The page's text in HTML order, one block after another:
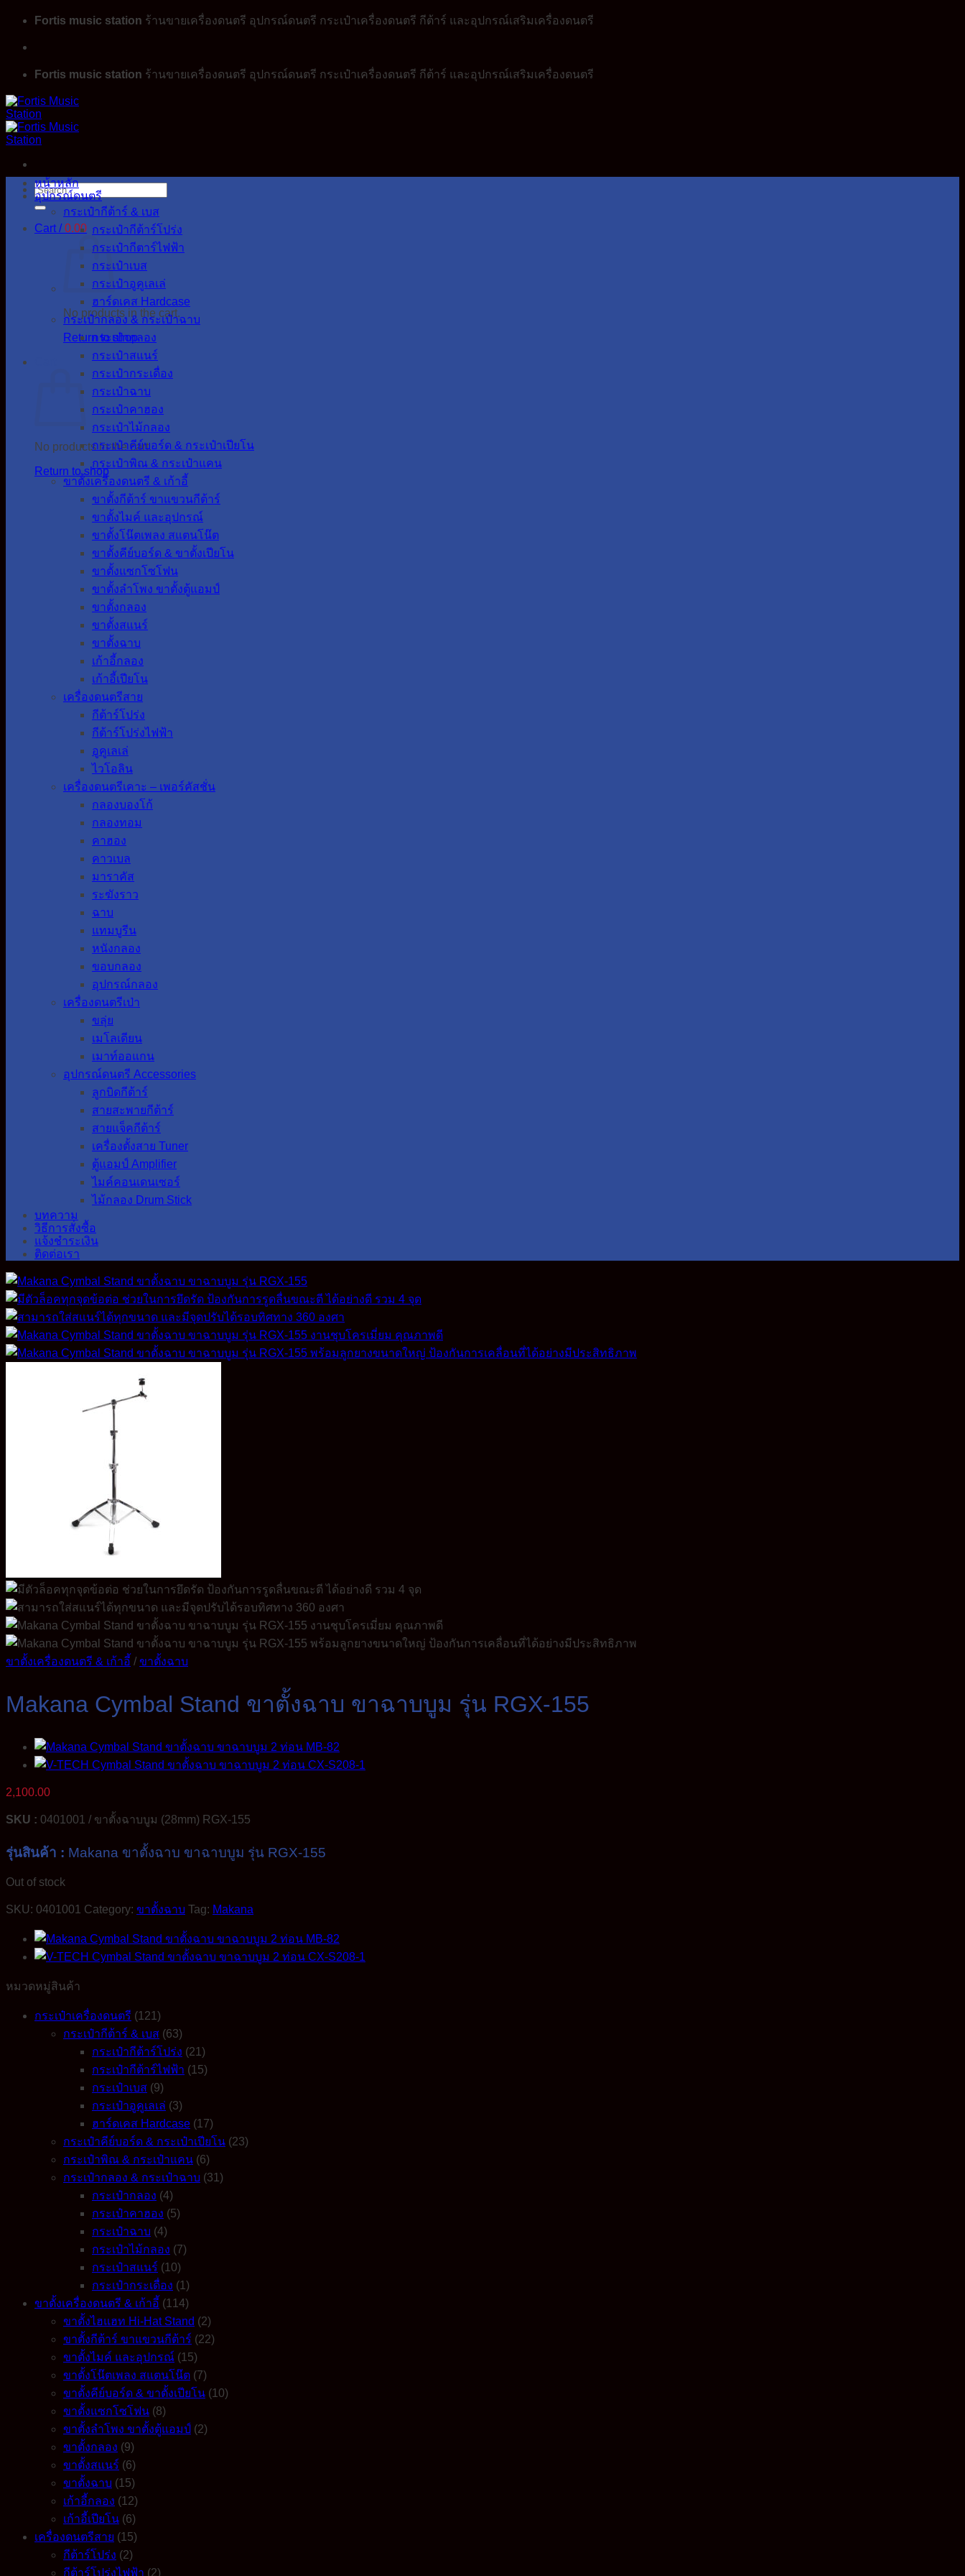
Skip
Fortis music station ร้านขายเครื่องดนตรี อุปกรณ์ดนตรี กระเป๋าเครื่องดนตรี กีต้าร์ และอุปกรณ์เสริมเครื่องดนตรี
Fortis music station ร้านขายเครื่องดนตรี อุปกรณ์ดนตรี กระเป๋าเครื่องดนตรี กีต้าร์ และอุปกรณ์เสริมเครื่องดนตรี
Search
for:
Cart /0.00
No products in the cart.
Return to shop
No products in the cart.
Return to shop
หน้าหลัก
อุปกรณ์ดนตรี
กระเป๋ากีต้าร์ & เบส
กระเป๋ากีต้าร์โปร่ง
กระเป๋ากีตาร์ไฟฟ้า
กระเป๋าเบส
กระเป๋าอูคูเลเล่
ฮาร์ดเคส Hardcase
กระเป๋ากลอง & กระเป๋าฉาบ
กระเป๋ากลอง
กระเป๋าสแนร์
กระเป๋ากระเดื่อง
กระเป๋าฉาบ
กระเป๋าคาฮอง
กระเป๋าไม้กลอง
กระเป๋าคีย์บอร์ด & กระเป๋าเปียโน
กระเป๋าพิณ & กระเป๋าแคน
ขาตั้งเครื่องดนตรี & เก้าอี้
ขาตั้งกีต้าร์ ขาแขวนกีต้าร์
ขาตั้งไมค์ และอุปกรณ์
ขาตั้งโน๊ตเพลง สแตนโน๊ต
ขาตั้งคีย์บอร์ด & ขาตั้งเปียโน
ขาตั้งแซกโซโฟน
ขาตั้งลำโพง ขาตั้งตู้แอมป์
ขาตั้งกลอง
ขาตั้งสแนร์
ขาตั้งฉาบ
เก้าอี้กลอง
เก้าอี้เปียโน
เครื่องดนตรีสาย
กีต้าร์โปร่ง
กีต้าร์โปร่งไฟฟ้า
อูคูเลเล่
ไวโอลิน
เครื่องดนตรีเคาะ – เพอร์คัสชั่น
กลองบองโก้
กลองทอม
คาฮอง
คาวเบล
มาราคัส
ระฆังราว
ฉาบ
แทมบูรีน
หนังกลอง
ขอบกลอง
อุปกรณ์กลอง
เครื่องดนตรีเป่า
ขลุ่ย
เมโลเดียน
เมาท์ออแกน
อุปกรณ์ดนตรี Accessories
ลูกบิดกีต้าร์
สายสะพายกีต้าร์
สายแจ็คกีต้าร์
เครื่องตั้งสาย Tuner
ตู้แอมป์ Amplifier
ไมค์คอนเดนเซอร์
ไม้กลอง Drum Stick
บทความ
วิธีการสั่งซื้อ
แจ้งชำระเงิน
ติดต่อเรา
ขาตั้งเครื่องดนตรี & เก้าอี้ / ขาตั้งฉาบ
Makana Cymbal Stand ขาตั้งฉาบ ขาฉาบบูม รุ่น RGX-155
2,100.00
SKU : 0401001 / ขาตั้งฉาบบูม (28mm) RGX-155
รุ่นสินค้า : Makana ขาตั้งฉาบ ขาฉาบบูม รุ่น RGX-155
Out of stock
SKU: 0401001 Category: ขาตั้งฉาบ Tag: Makana
หมวดหมู่สินค้า
กระเป๋าเครื่องดนตรี (121)
กระเป๋ากีต้าร์ & เบส (63)
กระเป๋ากีต้าร์โปร่ง (21)
กระเป๋ากีต้าร์ไฟฟ้า (15)
กระเป๋าเบส (9)
กระเป๋าอูคูเลเล่ (3)
ฮาร์ดเคส Hardcase (17)
กระเป๋าคีย์บอร์ด & กระเป๋าเปียโน (23)
กระเป๋าพิณ & กระเป๋าแคน (6)
กระเป๋ากลอง & กระเป๋าฉาบ (31)
กระเป๋ากลอง (4)
กระเป๋าคาฮอง (5)
กระเป๋าฉาบ (4)
กระเป๋าไม้กลอง (7)
กระเป๋าสแนร์ (10)
กระเป๋ากระเดื่อง (1)
ขาตั้งเครื่องดนตรี & เก้าอี้ (114)
ขาตั้งไฮแฮท Hi-Hat Stand (2)
ขาตั้งกีต้าร์ ขาแขวนกีต้าร์ (22)
ขาตั้งไมค์ และอุปกรณ์ (15)
ขาตั้งโน๊ตเพลง สแตนโน๊ต (7)
ขาตั้งคีย์บอร์ด & ขาตั้งเปียโน (10)
ขาตั้งแซกโซโฟน (8)
ขาตั้งลำโพง ขาตั้งตู้แอมป์ (2)
ขาตั้งกลอง (9)
ขาตั้งสแนร์ (6)
ขาตั้งฉาบ (15)
เก้าอี้กลอง (12)
เก้าอี้เปียโน (6)
เครื่องดนตรีสาย (15)
กีต้าร์โปร่ง (2)
กีต้าร์โปร่งไฟฟ้า (2)